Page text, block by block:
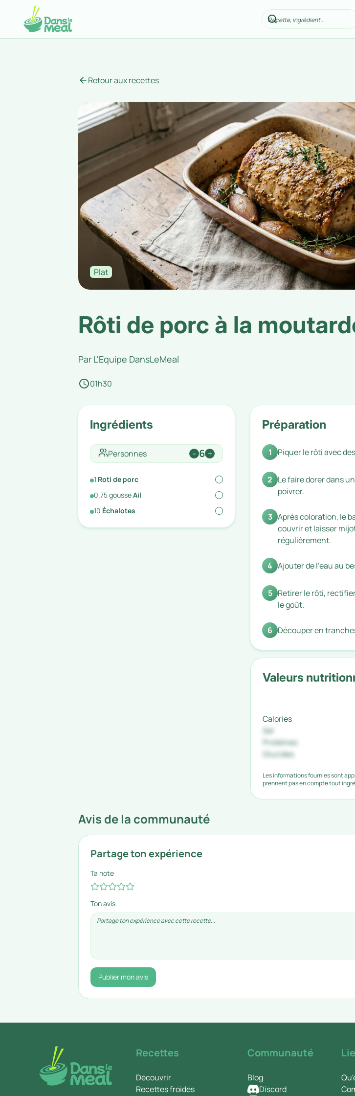
Retour aux recettes
Plat
Rôti de porc à la
Par L'Equipe DansLeMeal
01h30
Ingrédients
Personnes - 6 +
1 Roti de porc
0.75gousseAil
10 Échalotes
Préparation
1 Piquer le rôti avec
2 Le faire dorer dans
poivrer.
3 Après coloration, le
couvrir et laisser
régulièrement.
4 Ajouter de l’eau au
5 Retirer le rôti,
le goût.
6 Découper en
Valeurs
Calories
Sel
Protéines
Glucides
Les informations fournies sont
prennent pas en compte tout
Avis de la communauté
Partage ton expérience
Ta note
Ton avis
Publier mon avis
Recettes
Découvrir
Recettes froides
Communauté
Blog
Discord